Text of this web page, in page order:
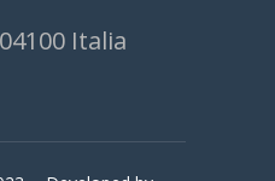
Italia